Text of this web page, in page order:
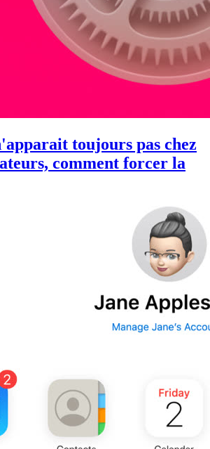
toujours pas chez
comment forcer la